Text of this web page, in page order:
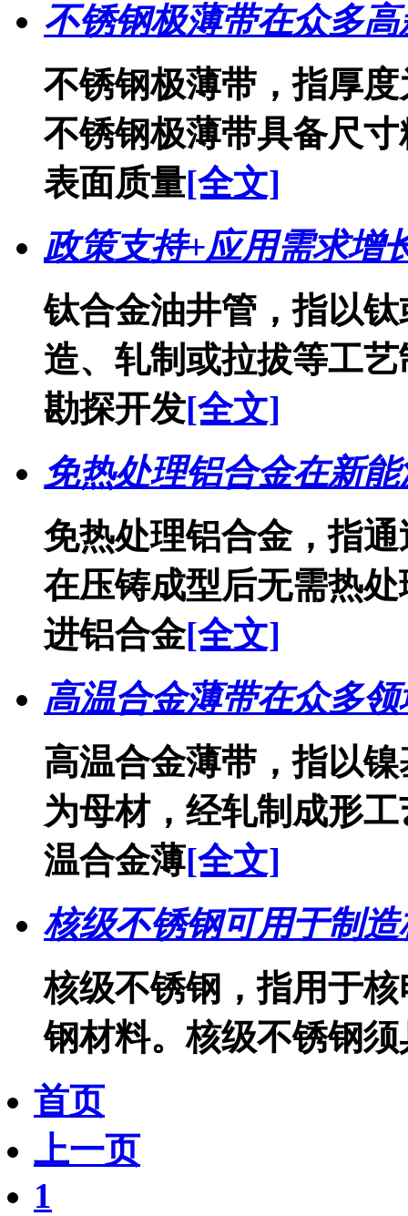
不锈钢极薄带在众多
不锈钢极薄带，指厚
不锈钢极薄带具备尺
表面质量[全文]
政策支持+应用需求增
钛合金油井管，指以
造、轧制或拉拔等工
勘探开发[全文]
免热处理铝合金在新
免热处理铝合金，指
在压铸成型后无需热
进铝合金[全文]
高温合金薄带在众多
高温合金薄带，指以
为母材，经轧制成形
温合金薄[全文]
核级不锈钢可用于制
核级不锈钢，指用于
钢材料。核级不锈钢
首页
上一页
1